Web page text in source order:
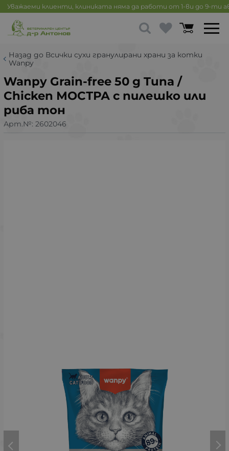
Уважаеми клиенти, клиниката няма да работи от 1-ви до 9-ти
Назад до Всички сухи гранулирани храни за котки
Wanpy
Wanpy Grain-free 50 g Tuna /
Chicken МОСТРА с пилешко или
риба тон
Арт.№: 2602046